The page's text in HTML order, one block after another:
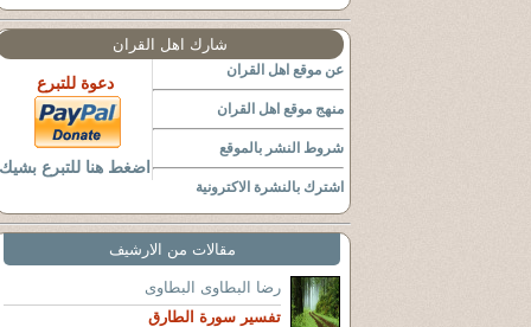
شارك اهل القران
عن موقع اهل القران
منهج موقع اهل القران
شروط النشر بالموقع
اشترك بالنشرة الاكترونية
دعوة للتبرع
اضغط هنا للتبرع بشيك
مقالات من الارشيف
رضا البطاوى البطاوى
تفسير سورة الطارق